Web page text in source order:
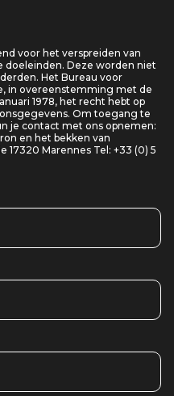
voor het verspreiden van
doeleinden. Deze worden niet
Het Bureau voor
in overeenstemming met de
1978, het recht hebt op
Om toegang te
je contact met ons opnemen:
en het bekken van
17320 Marennes Tel: +33 (0) 5